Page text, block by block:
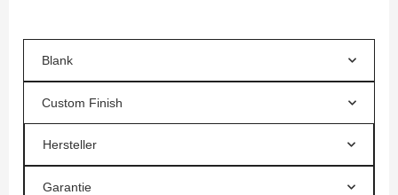
Blank
Custom Finish
Hersteller
Garantie